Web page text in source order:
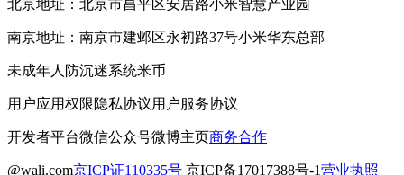
北京地址：北京市昌平区安居路小米智慧产业园
南京地址：南京市建邺区永初路37号小米华东总部
未成年人防沉迷系统米币
用户应用权限隐私协议用户服务协议
开发者平台微信公众号微博主页商务合作
@wali.com京ICP证110335号 京ICP备17017388号-1营业执照